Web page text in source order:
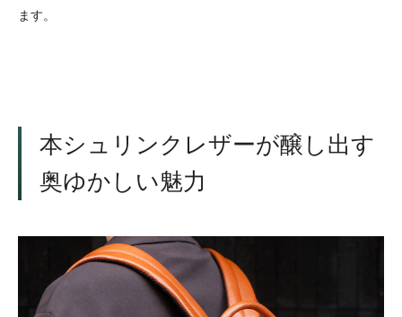
ます。
本シュリンクレザーが醸し出す
奥ゆかしい魅力